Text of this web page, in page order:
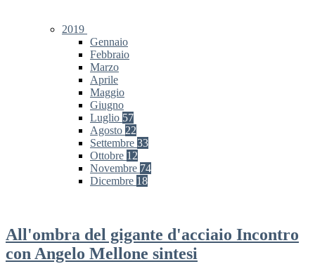
2019
Gennaio
Febbraio
Marzo
Aprile
Maggio
Giugno
Luglio 57
Agosto 22
Settembre 33
Ottobre 12
Novembre 74
Dicembre 18
All'ombra del gigante d'acciaio Incontro
con Angelo Mellone sintesi